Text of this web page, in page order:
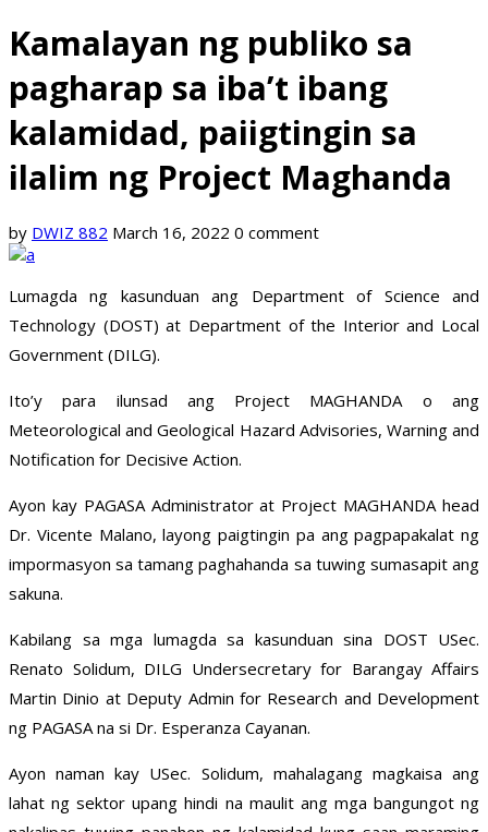
Kamalayan ng publiko sa
pagharap sa iba’t ibang
kalamidad, paiigtingin sa
ilalim ng Project Maghanda
by DWIZ 882 March 16, 2022 0 comment
Lumagda ng kasunduan ang Department of Science and
Technology (DOST) at Department of the Interior and Local
Government (DILG).
Ito’y para ilunsad ang Project MAGHANDA o ang
Meteorological and Geological Hazard Advisories, Warning and
Notification for Decisive Action.
Ayon kay PAGASA Administrator at Project MAGHANDA head
Dr. Vicente Malano, layong paigtingin pa ang pagpapakalat ng
impormasyon sa tamang paghahanda sa tuwing sumasapit ang
sakuna.
Kabilang sa mga lumagda sa kasunduan sina DOST USec.
Renato Solidum, DILG Undersecretary for Barangay Affairs
Martin Dinio at Deputy Admin for Research and Development
ng PAGASA na si Dr. Esperanza Cayanan.
Ayon naman kay USec. Solidum, mahalagang magkaisa ang
lahat ng sektor upang hindi na maulit ang mga bangungot ng